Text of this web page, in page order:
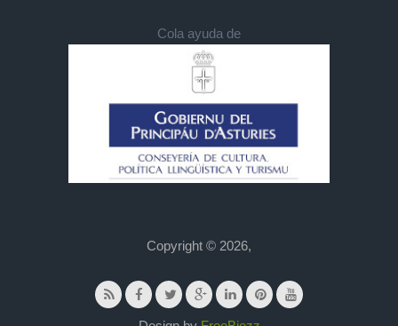
Cola ayuda de
Copyright © 2026,